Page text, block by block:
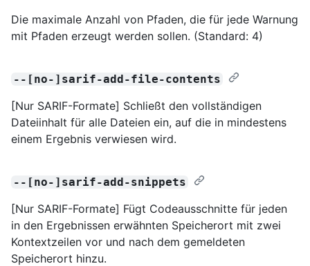
Die maximale Anzahl von Pfaden, die für jede Warnung
mit Pfaden erzeugt werden sollen. (Standard: 4)
--[no-]sarif-add-file-contents
[Nur SARIF-Formate] Schließt den vollständigen
Dateiinhalt für alle Dateien ein, auf die in mindestens
einem Ergebnis verwiesen wird.
--[no-]sarif-add-snippets
[Nur SARIF-Formate] Fügt Codeausschnitte für jeden
in den Ergebnissen erwähnten Speicherort mit zwei
Kontextzeilen vor und nach dem gemeldeten
Speicherort hinzu.